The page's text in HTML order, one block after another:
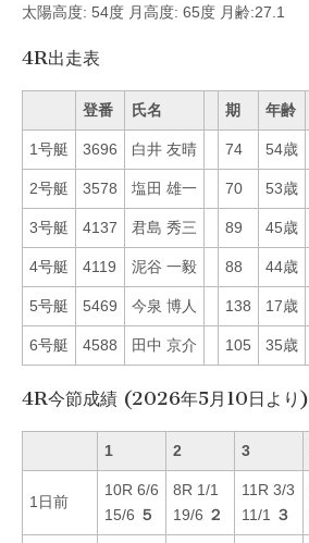
太陽高度: 54度 月高度: 65度 月齢:27.1
4R出走表
登番 氏名 期 年齢
1号艇 3696 白井 友晴 74 54歳
2号艇 3578 塩田 雄一 70 53歳
3号艇 4137 君島 秀三 89 45歳
4号艇 4119 泥谷 一毅 88 44歳
5号艇 5469 今泉 博人 138 17歳
6号艇 4588 田中 京介 105 35歳
4R今節成績 (2026年5月10日より)
1 2 3
1日前
10R 6/6
15/6 ５
8R 1/1
19/6 ２
11R 3/3
11/1
３